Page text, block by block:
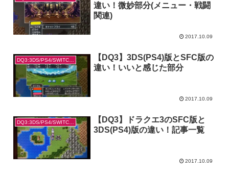
違い！微妙部分(メニュー・戦闘
関連)
2017.10.09
【DQ3】3DS(PS4)版とSFC版の
違い！いいと感じた部分
2017.10.09
【DQ3】ドラクエ3のSFC版と
3DS(PS4)版の違い！記事一覧
2017.10.09